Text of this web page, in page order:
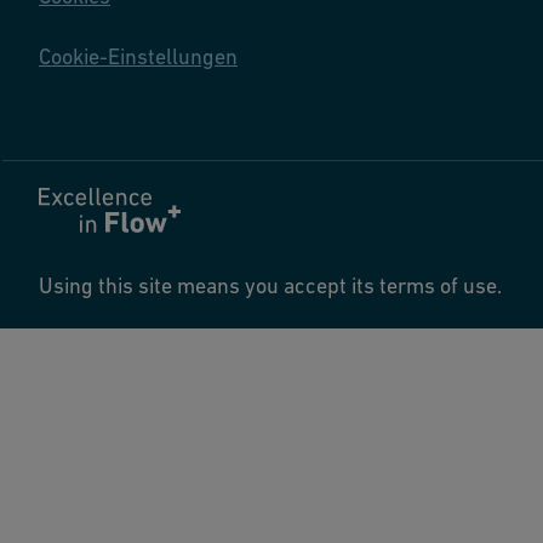
Cookie-Einstellungen
Using this site means you accept its terms of use.